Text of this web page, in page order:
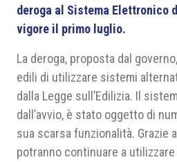
Area riservata
deroga al Sistema Elettronico
vigore il primo luglio.
La deroga, proposta dal
edili di utilizzare sistemi
dalla Legge sull’Edilizia. Il
dall’avvio, è stato oggetto di
sua scarsa funzionalità. Grazie
potranno continuare a